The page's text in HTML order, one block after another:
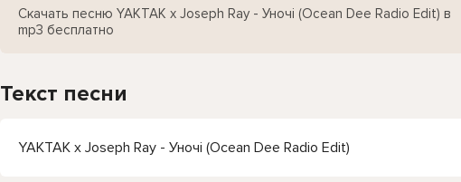
Скачать песню YAKTAK x Joseph Ray - Уночі (Ocean Dee Radio Edit) в
mp3 бесплатно
Текст песни
YAKTAK x Joseph Ray - Уночі (Ocean Dee Radio Edit)